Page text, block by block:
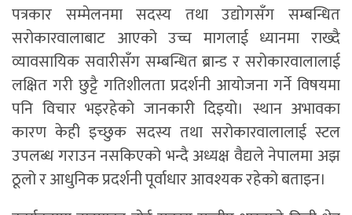
पत्रकार सम्मेलनमा सदस्य तथा उद्योगसँग सम्बन्धित
सरोकारवालाबाट आएको उच्च मागलाई ध्यानमा राख्दै
व्यावसायिक सवारीसँग सम्बन्धित ब्रान्ड र सरोकारवालालाई
लक्षित गरी छुट्टै गतिशीलता प्रदर्शनी आयोजना गर्ने विषयमा
पनि विचार भइरहेको जानकारी दिइयो। स्थान अभावका
कारण केही इच्छुक सदस्य तथा सरोकारवालालाई स्टल
उपलब्ध गराउन नसकिएको भन्दै अध्यक्ष वैद्यले नेपालमा अझ
ठूलो र आधुनिक प्रदर्शनी पूर्वाधार आवश्यक रहेको बताइन।